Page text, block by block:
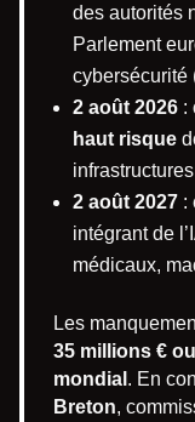
des autorités
Parlement
cybersécurité
2 août 2026 :
haut risque
2 août 2027 :
intégrant de
médicaux,
Les
35 millions €
mondial . En
Breton,